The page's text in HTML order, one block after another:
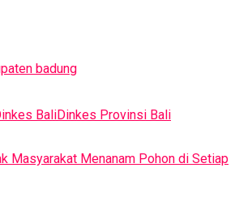
BaliDinkes Provinsi Bali
Masyarakat Menanam Pohon di Setiap